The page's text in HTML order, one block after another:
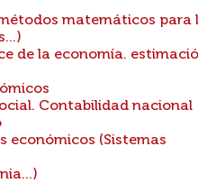
matemáticos para
de la economía.
Contabilidad nacional
económicos (Sistemas